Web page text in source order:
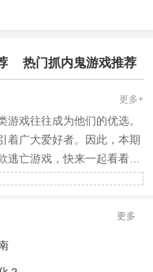
热门抓内鬼游戏推荐
更多+
戏往往成为他们的优选。
着广大爱好者。因此，本期
逃亡游戏，快来一起看看
更多